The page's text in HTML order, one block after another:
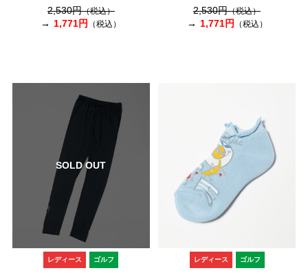
2,530円（税込）
1,771円 （税込）
2,530円（税込）
1,771円 （税込）
SOLD OUT
レディース ゴルフ レディース ゴルフ